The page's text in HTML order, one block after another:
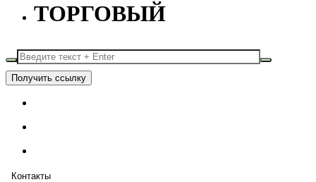
ТОРГОВЫЙ
Получить ссылку
Контакты